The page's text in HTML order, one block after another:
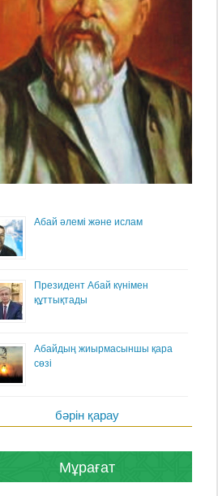
Абай әлемі және ислам
Президент Абай күнімен
құттықтады
Абайдың жиырмасыншы қара
сөзі
бәрін қарау
Мұрағат